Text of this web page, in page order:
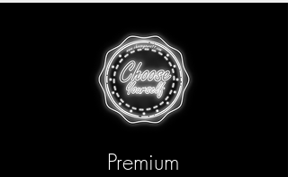
Premium